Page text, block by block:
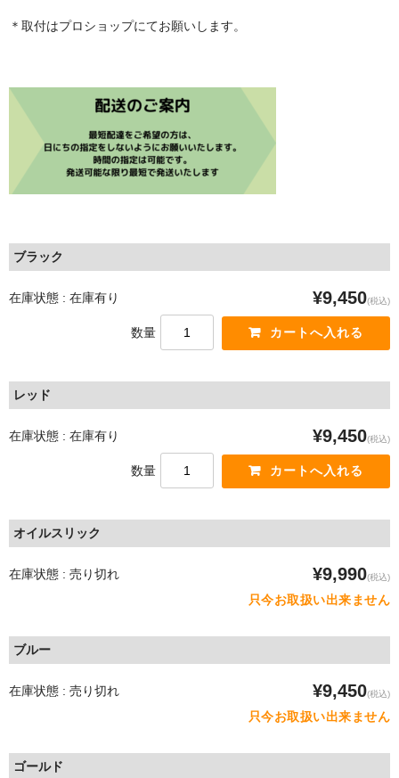
Frazen
MAGURA
OAK COMPONENTS
SHIMANO（シマノ）
SRAM(スラム）
ROTOR
VISION
RIDE WRAP
プライバシーポリシー
店舗ホームページ
＊取付はプロショップにてお願いします。
ブラック
在庫状態 : 在庫有り ¥9,450(税込)
数量
レッド
在庫状態 : 在庫有り ¥9,450(税込)
数量
オイルスリック
在庫状態 : 売り切れ ¥9,990(税込)
只今お取扱い出来ません
ブルー
在庫状態 : 売り切れ ¥9,450(税込)
只今お取扱い出来ません
ゴールド